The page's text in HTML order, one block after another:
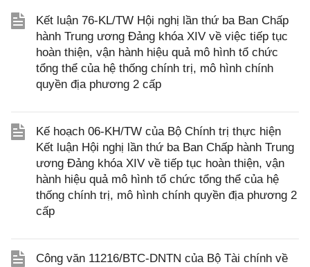
Kết luận 76-KL/TW Hội nghị lần thứ ba Ban Chấp
hành Trung ương Đảng khóa XIV về việc tiếp tục
hoàn thiện, vận hành hiệu quả mô hình tổ chức
tổng thể của hệ thống chính trị, mô hình chính
quyền địa phương 2 cấp
Kế hoạch 06-KH/TW của Bộ Chính trị thực hiện
Kết luận Hội nghị lần thứ ba Ban Chấp hành Trung
ương Đảng khóa XIV về tiếp tục hoàn thiện, vận
hành hiệu quả mô hình tổ chức tổng thể của hệ
thống chính trị, mô hình chính quyền địa phương 2
cấp
Công văn 11216/BTC-DNTN của Bộ Tài chính về